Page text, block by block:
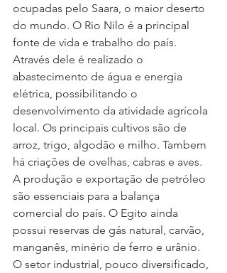
ocupadas pelo Saara, o maior deserto
do mundo. O Rio Nilo é a principal
fonte de vida e trabalho do país.
Através dele é realizado o
abastecimento de água e energia
elétrica, possibilitando o
desenvolvimento da atividade agrícola
local. Os principais cultivos são de
arroz, trigo, algodão e milho. Tambem
há criações de ovelhas, cabras e aves.
A produção e exportação de petróleo
são essenciais para a balança
comercial do país. O Egito ainda
possui reservas de gás natural, carvão,
manganês, minério de ferro e urânio.
O setor industrial, pouco diversificado,